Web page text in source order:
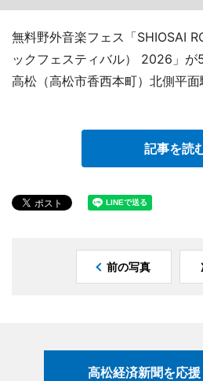
無料野外音楽フェス「SHIOSAI
ックフェスティバル） 2026」
高松（高松市香西本町）北側平面
記事を読
前の写真
高松経済新聞を応